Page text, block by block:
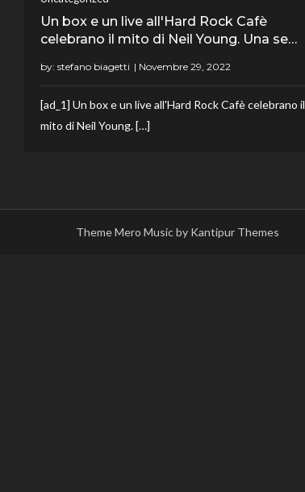
Un box e un live all'Hard Rock Cafè
celebrano il mito di Neil Young. Una se…
by: stefano biagetti
[ad_1] Un box e un live all'Hard Rock Cafè celebrano il
mito di Neil Young. […]
Theme Mero Music by Kantipur Themes